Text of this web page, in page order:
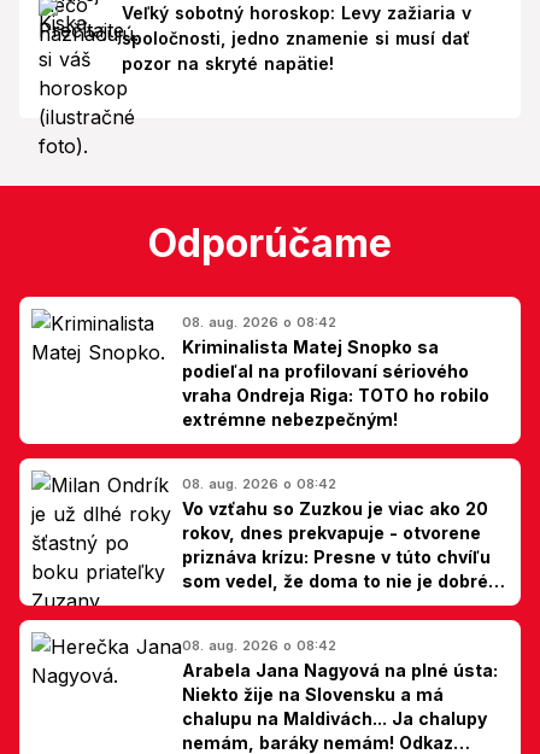
Veľký sobotný horoskop: Levy zažiaria v
spoločnosti, jedno znamenie si musí dať
pozor na skryté napätie!
Odporúčame
08. aug. 2026 o 08:42
Kriminalista Matej Snopko sa
podieľal na profilovaní sériového
vraha Ondreja Riga: TOTO ho robilo
extrémne nebezpečným!
08. aug. 2026 o 08:42
Vo vzťahu so Zuzkou je viac ako 20
rokov, dnes prekvapuje - otvorene
priznáva krízu: Presne v túto chvíľu
som vedel, že doma to nie je dobré,
hovorí Milan Ondrík
08. aug. 2026 o 08:42
Arabela Jana Nagyová na plné ústa:
Niekto žije na Slovensku a má
chalupu na Maldivách... Ja chalupy
nemám, baráky nemám! Odkaz